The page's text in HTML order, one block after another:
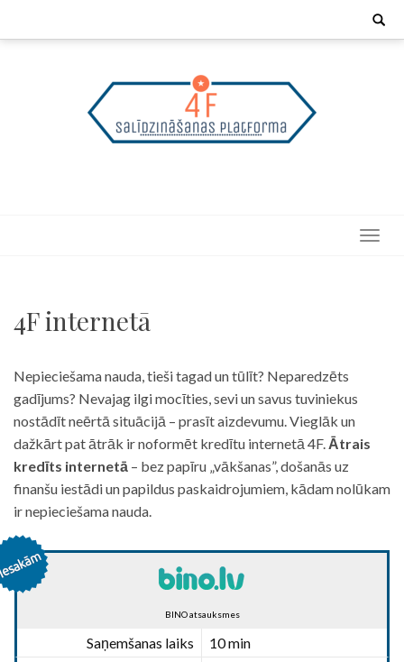
Search
4F internetā
Nepieciešama nauda, tieši tagad un tūlīt? Neparedzēts
gadījums? Nevajag ilgi mocīties, sevi un savus tuviniekus
nostādīt neērtā situācijā – prasīt aizdevumu. Vieglāk un
dažkārt pat ātrāk ir noformēt kredītu internetā 4F. Ātrais
kredīts internetā – bez papīru „vākšanas”, došanās uz
finanšu iestādi un papildus paskaidrojumiem, kādam nolūkam
ir nepieciešama nauda.
BINO atsauksmes
Saņemšanas laiks
10 min